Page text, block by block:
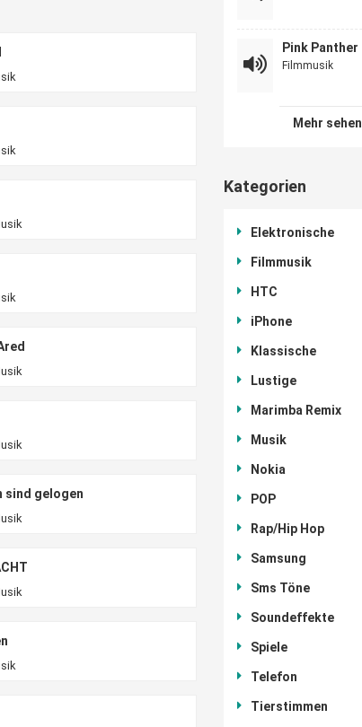
sind gelogen
Pink Panther
Filmmusik
Mehr sehen
Kategorien
Elektronische
Filmmusik
HTC
iPhone
Klassische
Lustige
Marimba Remix
Musik
Nokia
POP
Rap/Hip Hop
Samsung
Sms Töne
Soundeffekte
Spiele
Telefon
Tierstimmen